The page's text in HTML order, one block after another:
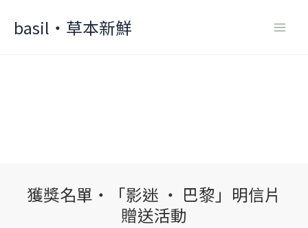
basil‧草本新鮮
獲獎名單‧「影迷 ‧ 巴黎」明信片
贈送活動
獲